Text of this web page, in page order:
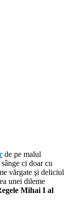
de pe malul
ci doar cu
vărgate şi deliciul
unei dileme
Mihai I al